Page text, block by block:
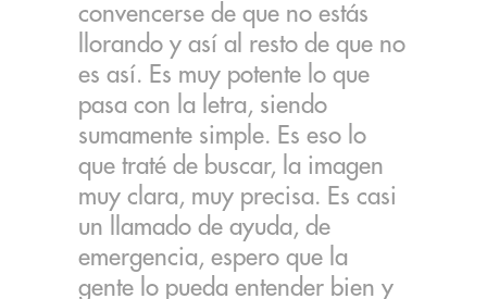
convencerse de que no estás
llorando y así al resto de que no
es así. Es muy potente lo que
pasa con la letra, siendo
sumamente simple. Es eso lo
que traté de buscar, la imagen
muy clara, muy precisa. Es casi
un llamado de ayuda, de
emergencia, espero que la
gente lo pueda entender bien y